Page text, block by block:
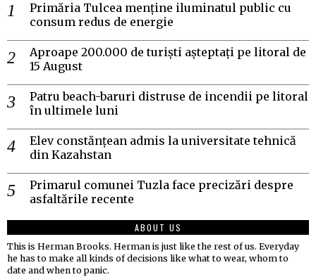
Primăria Tulcea menține iluminatul public cu
consum redus de energie
Aproape 200.000 de turiști așteptați pe litoral de
15 August
Patru beach-baruri distruse de incendii pe litoral
în ultimele luni
Elev constănțean admis la universitate tehnică
din Kazahstan
Primarul comunei Tuzla face precizări despre
asfaltările recente
ABOUT US
This is Herman Brooks. Herman is just like the rest of us. Everyday
he has to make all kinds of decisions like what to wear, whom to
date and when to panic.